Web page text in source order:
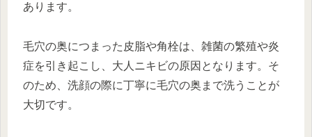
あります。
毛穴の奥につまった皮脂や角栓は、雑菌の繁殖や炎
症を引き起こし、大人ニキビの原因となります。そ
のため、洗顔の際に丁寧に毛穴の奥まで洗うことが
大切です。